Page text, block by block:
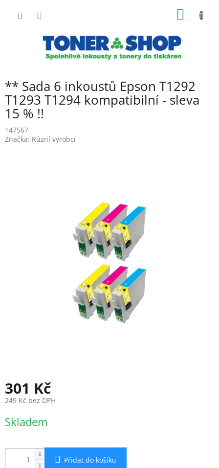
** Sada 6 inkoustů Epson T1292
T1293 T1294 kompatibilní - sleva
15 % !!
147567
Značka: Různí výrobci
301 Kč
249 Kč bez DPH
cena:
Skladem
Přidat do košíku